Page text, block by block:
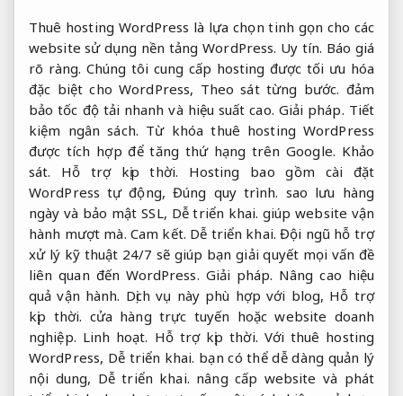
Thuê hosting WordPress là lựa chọn tinh gọn cho các
website sử dụng nền tảng WordPress. Uy tín. Báo giá
rõ ràng. Chúng tôi cung cấp hosting được tối ưu hóa
đặc biệt cho WordPress, Theo sát từng bước. đảm
bảo tốc độ tải nhanh và hiệu suất cao. Giải pháp. Tiết
kiệm ngân sách. Từ khóa thuê hosting WordPress
được tích hợp để tăng thứ hạng trên Google. Khảo
sát.
Hỗ trợ kịp thời. Hosting bao gồm cài đặt
WordPress tự động,Đúng quy trình. sao lưu hàng
ngày và bảo mật SSL, Dễ triển khai. giúp website vận
hành mượt mà. Cam kết. Dễ triển khai. Đội ngũ hỗ trợ
xử lý kỹ thuật 24/7 sẽ giúp bạn giải quyết mọi vấn đề
liên quan đến WordPress. Giải pháp. Nâng cao hiệu
quả vận hành. Dịch vụ này phù hợp với blog, Hỗ trợ
kịp thời. cửa hàng trực tuyến hoặc website doanh
nghiệp. Linh hoạt. Hỗ trợ kịp thời. Với thuê hosting
WordPress, Dễ triển khai. bạn có thể dễ dàng quản lý
nội dung, Dễ triển khai. nâng cấp website và phát